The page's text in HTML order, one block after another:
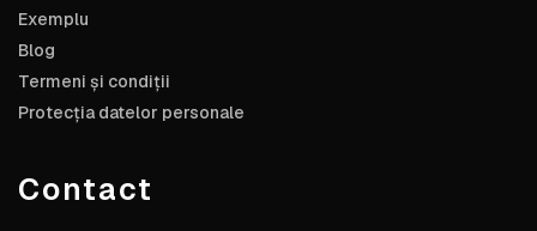
Exemplu
Blog
Termeni și condiții
Protecția datelor personale
Contact